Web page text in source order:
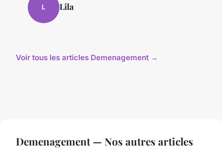
L Lila
Voir tous les articles Demenagement →
Demenagement — Nos autres articles